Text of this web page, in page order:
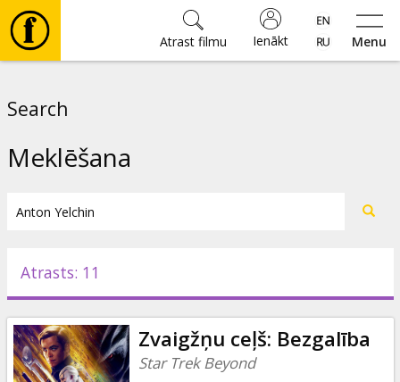
Menu
Ienākt
Atrast filmu
Pasākumi
Ziņas
Search
Meklēšana
Atrasts: 11
Zvaigžņu ceļš: Bezgalība
Star Trek Beyond